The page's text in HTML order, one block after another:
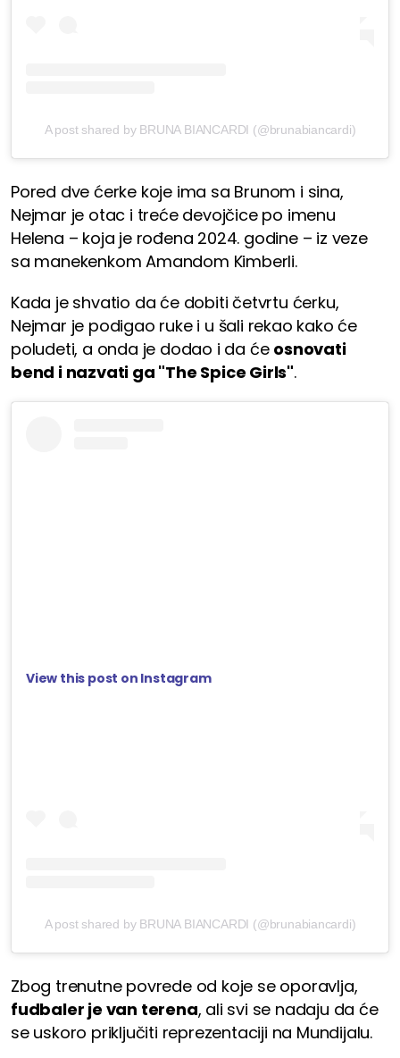
A post shared by BRUNA BIANCARDI (@brunabiancardi)
Pored dve ćerke koje ima sa Brunom i sina,
Nejmar je otac i treće devojčice po imenu
Helena – koja je rođena 2024. godine – iz veze
sa manekenkom Amandom Kimberli.
Kada je shvatio da će dobiti četvrtu ćerku,
Nejmar je podigao ruke i u šali rekao kako će
poludeti, a onda je dodao i da će osnovati
bend i nazvati ga "The Spice Girls".
View this post on Instagram
A post shared by BRUNA BIANCARDI (@brunabiancardi)
Zbog trenutne povrede od koje se oporavlja,
fudbaler je van terena, ali svi se nadaju da će
se uskoro priključiti reprezentaciji na Mundijalu.